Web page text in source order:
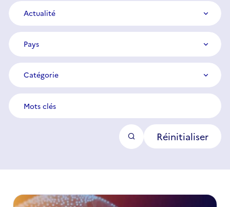
Type
de
contenu
Actualité
Pays
Pays
Catégorie
Catégorie
Mots
clés
Réinitialiser